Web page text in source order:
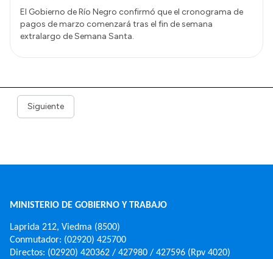
El Gobierno de Río Negro confirmó que el cronograma de
pagos de marzo comenzará tras el fin de semana
extralargo de Semana Santa.
Siguiente
MINISTERIO DE GOBIERNO Y TRABAJO
Laprida 212, Viedma (8500)
Conmutador: (02920) 425700
Directos: (02920) 420362 / 427980 / 427596 (Rpv 4020)